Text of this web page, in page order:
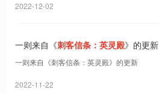
2022-12-02
一则来自《刺客信条：英灵殿》的更新
一则来自《刺客信条：英灵殿》的更新
2022-11-22